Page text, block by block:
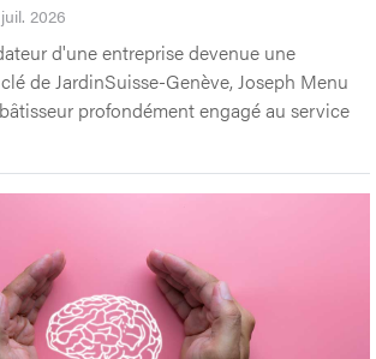
2026
d'une entreprise devenue une
de JardinSuisse-Genève, Joseph Menu
profondément engagé au service